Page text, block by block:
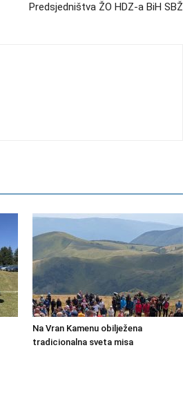
Predsjedništva ŽO HDZ-a BiH SBŽ
Na Vran Kamenu obilježena
tradicionalna sveta misa